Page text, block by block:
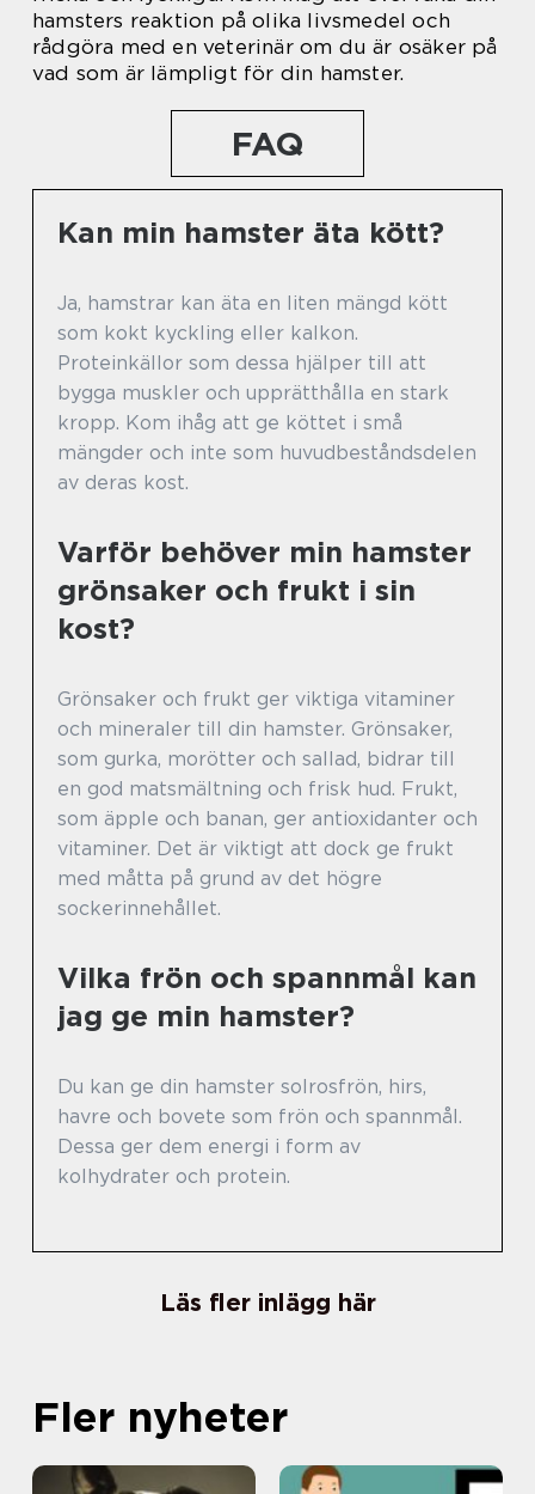
hamsters reaktion på olika livsmedel och
rådgöra med en veterinär om du är osäker på
vad som är lämpligt för din hamster.
FAQ
Kan min hamster äta kött?
Ja, hamstrar kan äta en liten mängd kött
som kokt kyckling eller kalkon.
Proteinkällor som dessa hjälper till att
bygga muskler och upprätthålla en stark
kropp. Kom ihåg att ge köttet i små
mängder och inte som huvudbeståndsdelen
av deras kost.
Varför behöver min hamster
grönsaker och frukt i sin
kost?
Grönsaker och frukt ger viktiga vitaminer
och mineraler till din hamster. Grönsaker,
som gurka, morötter och sallad, bidrar till
en god matsmältning och frisk hud. Frukt,
som äpple och banan, ger antioxidanter och
vitaminer. Det är viktigt att dock ge frukt
med måtta på grund av det högre
sockerinnehållet.
Vilka frön och spannmål kan
jag ge min hamster?
Du kan ge din hamster solrosfrön, hirs,
havre och bovete som frön och spannmål.
Dessa ger dem energi i form av
kolhydrater och protein.
Läs fler inlägg här
Fler nyheter